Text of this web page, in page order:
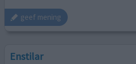
geef mening
Enstilar